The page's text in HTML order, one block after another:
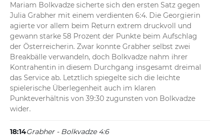
Mariam Bolkvadze sicherte sich den ersten Satz gegen
Julia Grabher mit einem verdienten 6:4. Die Georgierin
agierte vor allem beim Return extrem druckvoll und
gewann starke 58 Prozent der Punkte beim Aufschlag
der Österreicherin. Zwar konnte Grabher selbst zwei
Breakbälle verwandeln, doch Bolkvadze nahm ihrer
Kontrahentin in diesem Durchgang insgesamt dreimal
das Service ab. Letztlich spiegelte sich die leichte
spielerische Überlegenheit auch im klaren
Punkteverhältnis von 39:30 zugunsten von Bolkvadze
wider.
18:14Grabher - Bolkvadze 4:6